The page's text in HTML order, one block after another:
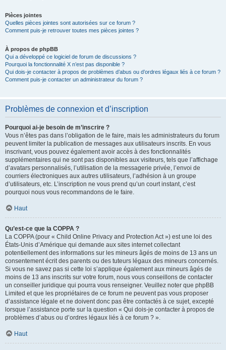
Pièces jointes
Quelles pièces jointes sont autorisées sur ce forum ?
Comment puis-je retrouver toutes mes pièces jointes ?
À propos de phpBB
Qui a développé ce logiciel de forum de discussions ?
Pourquoi la fonctionnalité X n’est pas disponible ?
Qui dois-je contacter à propos de problèmes d’abus ou d’ordres légaux liés à ce forum ?
Comment puis-je contacter un administrateur du forum ?
Problèmes de connexion et d’inscription
Pourquoi ai-je besoin de m’inscrire ?
Vous n’êtes pas dans l’obligation de le faire, mais les administrateurs du forum
peuvent limiter la publication de messages aux utilisateurs inscrits. En vous
inscrivant, vous pouvez également avoir accès à des fonctionnalités
supplémentaires qui ne sont pas disponibles aux visiteurs, tels que l’affichage
d’avatars personnalisés, l’utilisation de la messagerie privée, l’envoi de
courriers électroniques aux autres utilisateurs, l’adhésion à un groupe
d’utilisateurs, etc. L’inscription ne vous prend qu’un court instant, c’est
pourquoi nous vous recommandons de le faire.
Haut
Qu’est-ce que la COPPA ?
La COPPA (pour « Child Online Privacy and Protection Act ») est une loi des
États-Unis d’Amérique qui demande aux sites internet collectant
potentiellement des informations sur les mineurs âgés de moins de 13 ans un
consentement écrit des parents ou des tuteurs légaux des mineurs concernés.
Si vous ne savez pas si cette loi s’applique également aux mineurs âgés de
moins de 13 ans inscrits sur votre forum, nous vous conseillons de contacter
un conseiller juridique qui pourra vous renseigner. Veuillez noter que phpBB
Limited et que les propriétaires de ce forum ne peuvent pas vous proposer
d’assistance légale et ne doivent donc pas être contactés à ce sujet, excepté
lorsque l’assistance porte sur la question « Qui dois-je contacter à propos de
problèmes d’abus ou d’ordres légaux liés à ce forum ? ».
Haut